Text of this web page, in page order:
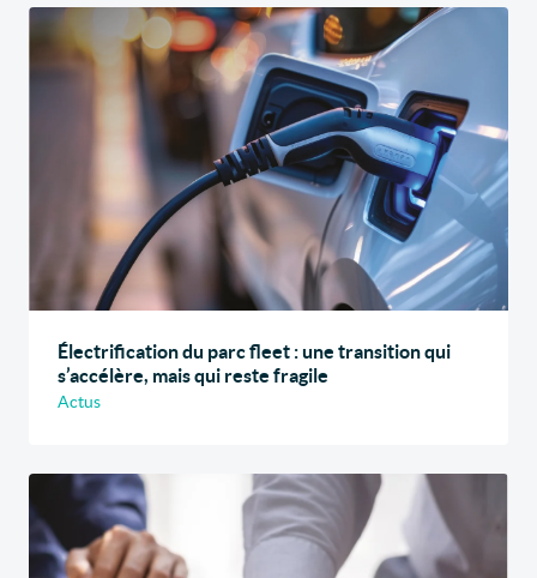
Électrification du parc fleet : une transition qui
s’accélère, mais qui reste fragile
Actus